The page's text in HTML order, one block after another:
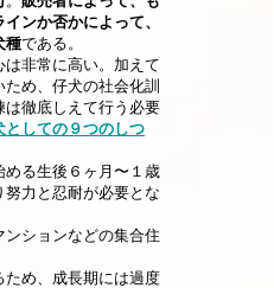
ンか否かによって、
種である。
は非常に高い。加えて
め、仔犬の社会化訓
徹底しえて行う必要
としての９つのしつ
める生後６ヶ月〜１歳
力と忍耐が必要とな
ンションなどの集合住
ため、成長期には過度